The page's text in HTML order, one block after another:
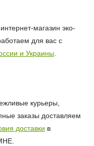
магазин эко-
для вас с
и Украины
курьеры,
заказы доставляем
доставки в